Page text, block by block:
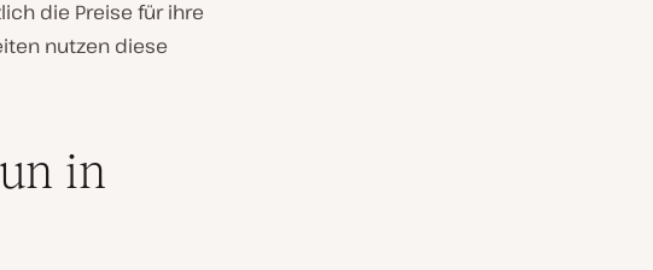
die Preise für ihre
nutzen diese
in